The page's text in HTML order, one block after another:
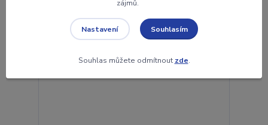
zájmů.
Nastavení Souhlasím
Souhlas můžete odmítnout zde.